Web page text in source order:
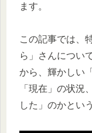
ます。
この記事では、
ら」さんについ
から、輝かしい
「現在」の状況
した」のかとい